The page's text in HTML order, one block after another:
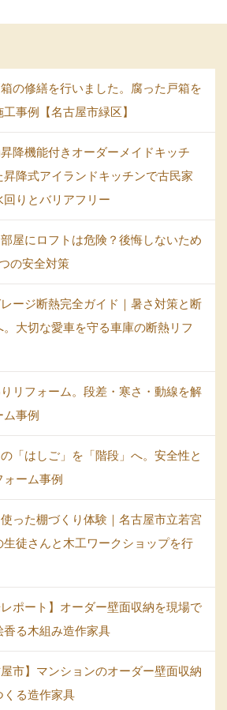
の修繕を行いました。腐った戸箱を
事例【名古屋市緑区】
降機能付きオーダーメイドキッチ
昇降式アイランドキッチンで古民家
回りとバリアフリー
屋にロフトは危険？後悔しないため
の安全対策
ージ断熱完全ガイド｜暑さ対策と断
大切な愛車を守る車庫の断熱リフ
リフォーム。段差・寒さ・動線を解
ム事例
「はしご」を「階段」へ。安全性と
ォーム事例
った棚づくり体験｜名古屋市立若宮
徒さんと木工ワークショップを行
レポート】オーダー壁面収納を現場で
る木組み造作家具
屋市】マンションのオーダー壁面収納
くる造作家具